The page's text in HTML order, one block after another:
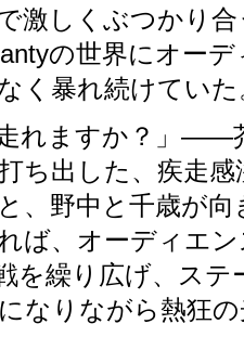
激しくぶつかり
の世界にオー
く暴れ続けていた
走れますか？」――
ち出した、疾走感
、野中と千歳が
ば、オーディエ
を繰り広げ、ステ
なりながら熱狂